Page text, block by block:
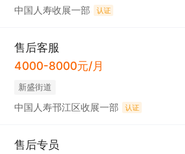
中国人寿收展一部 认证
售后客服
4000-8000元/月
新盛街道
中国人寿邗江区收展一部 认证
售后专员